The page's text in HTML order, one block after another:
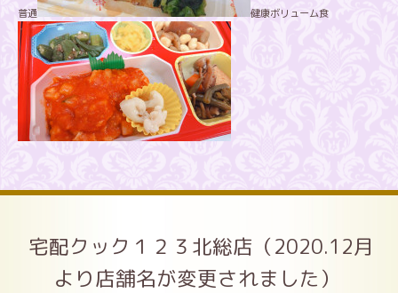
普通 健康ボリューム食
宅配クック１２３北総店（2020.12月
より店舗名が変更されました）